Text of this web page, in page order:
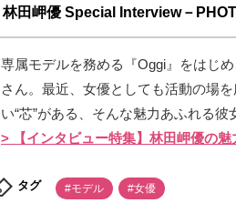
林田岬優 Special Interview－
専属モデルを務める『Oggi』をはじ
さん。最近、女優としても活動の場
い“芯”がある、そんな魅力あふれる
> 【インタビュー特集】林田岬優の
タグ #モデル #女優